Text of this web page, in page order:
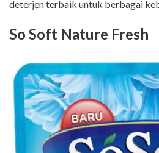
deterjen terbaik untuk berbagai
So Soft Nature Fresh